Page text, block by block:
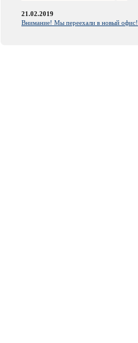
21.02.2019
Внимание! Мы переехали в новый офис!